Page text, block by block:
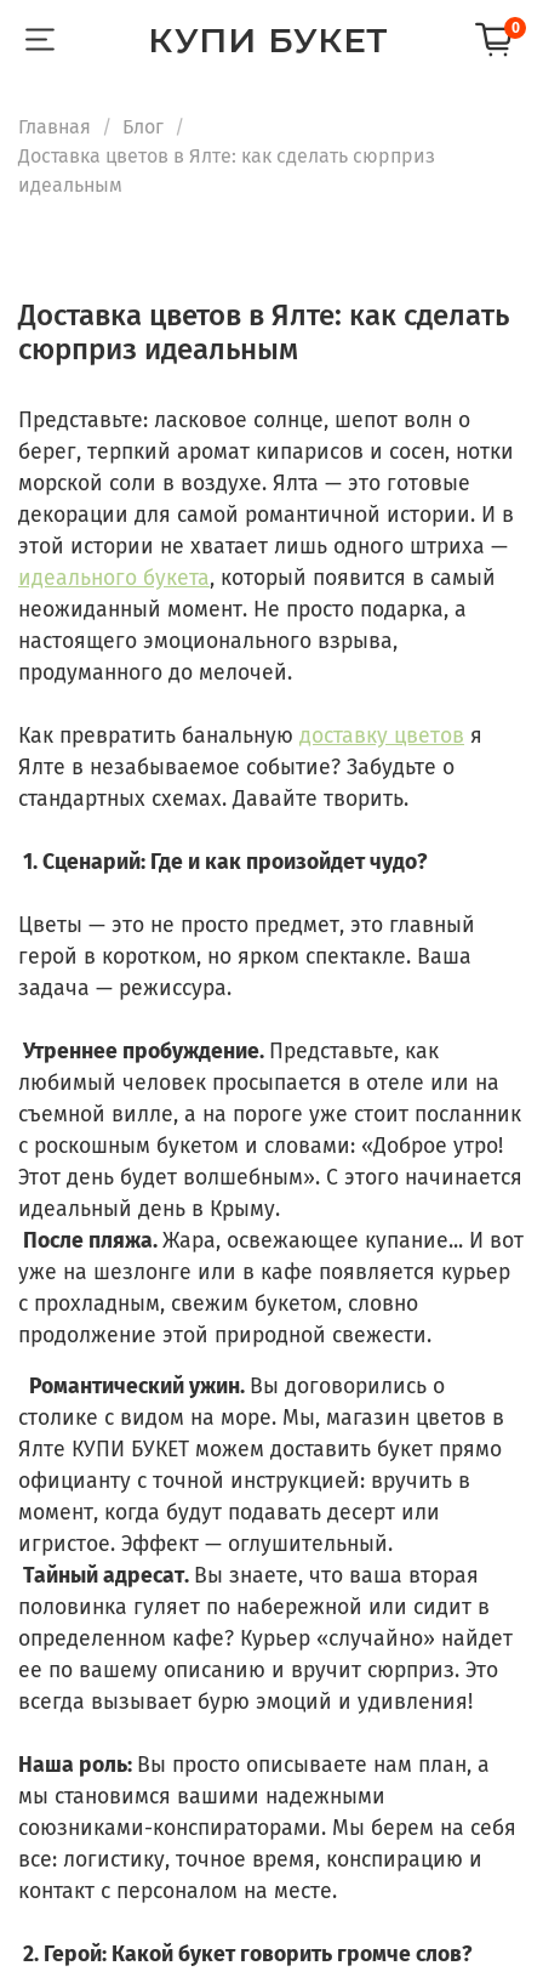
КУПИ БУКЕТ 0
Главная
Блог
Доставка цветов в Ялте: как сделать сюрприз
идеальным
Доставка цветов в Ялте: как сделать
сюрприз идеальным
Представьте: ласковое солнце, шепот волн о
берег, терпкий аромат кипарисов и сосен, нотки
морской соли в воздухе. Ялта — это готовые
декорации для самой романтичной истории. И в
этой истории не хватает лишь одного штриха —
идеального букета, который появится в самый
неожиданный момент. Не просто подарка, а
настоящего эмоционального взрыва,
продуманного до мелочей.
Как превратить банальную доставку цветов я
Ялте в незабываемое событие? Забудьте о
стандартных схемах. Давайте творить.
1. Сценарий: Где и как произойдет чудо?
Цветы — это не просто предмет, это главный
герой в коротком, но ярком спектакле. Ваша
задача — режиссура.
Утреннее пробуждение. Представьте, как
любимый человек просыпается в отеле или на
съемной вилле, а на пороге уже стоит посланник
с роскошным букетом и словами: «Доброе утро!
Этот день будет волшебным». С этого начинается
идеальный день в Крыму.
После пляжа.Жара, освежающее купание... И вот
уже на шезлонге или в кафе появляется курьер
с прохладным, свежим букетом, словно
продолжение этой природной свежести.
Романтический ужин. Вы договорились о
столике с видом на море. Мы, магазин цветов в
Ялте КУПИ БУКЕТ можем доставить букет прямо
официанту с точной инструкцией: вручить в
момент, когда будут подавать десерт или
игристое. Эффект — оглушительный.
Тайный адресат. Вы знаете, что ваша вторая
половинка гуляет по набережной или сидит в
определенном кафе? Курьер «случайно» найдет
ее по вашему описанию и вручит сюрприз. Это
всегда вызывает бурю эмоций и удивления!
Наша роль: Вы просто описываете нам план, а
мы становимся вашими надежными
союзниками-конспираторами. Мы берем на себя
все: логистику, точное время, конспирацию и
контакт с персоналом на месте.
2. Герой: Какой букет говорить громче слов?